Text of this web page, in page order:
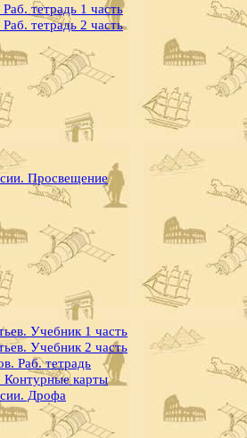
тетрадь 1 часть
тетрадь 2 часть
Просвещение
Учебник 1 часть
Учебник 2 часть
Раб. тетрадь
Контурные карты
Дрофа